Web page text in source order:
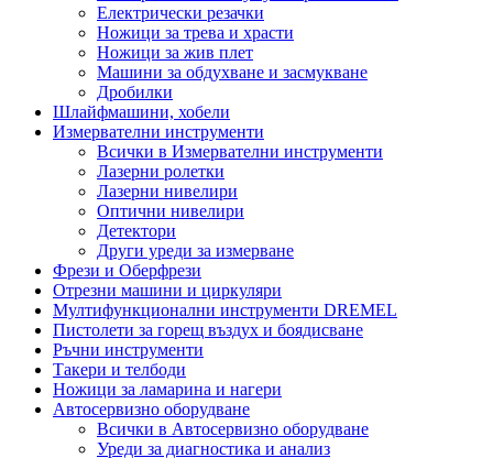
Електрически резачки
Ножици за трева и храсти
Ножици за жив плет
Машини за обдухване и засмукване
Дробилки
Шлайфмашини, хобели
Измервателни инструменти
Всички в Измервателни инструменти
Лазерни ролетки
Лазерни нивелири
Оптични нивелири
Детектори
Други уреди за измерване
Фрези и Оберфрези
Отрезни машини и циркуляри
Мултифункционални инструменти DREMEL
Пистолети за горещ въздух и боядисване
Ръчни инструменти
Такери и телбоди
Ножици за ламарина и нагери
Автосервизно оборудване
Всички в Автосервизно оборудване
Уреди за диагностика и анализ